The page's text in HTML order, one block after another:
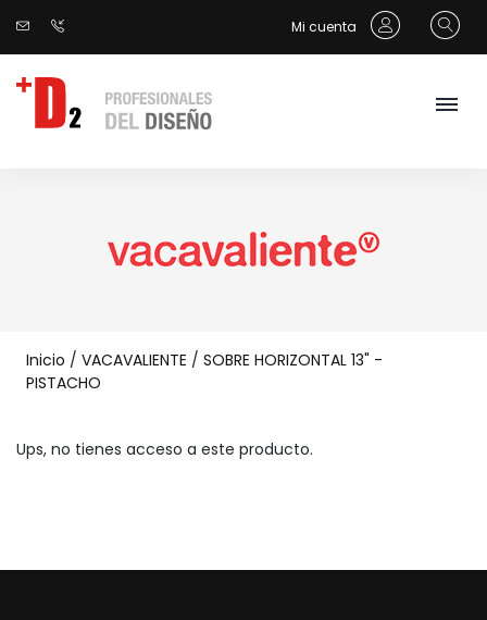
Mi cuenta
Inicio / VACAVALIENTE / SOBRE HORIZONTAL 13" -
PISTACHO
Ups, no tienes acceso a este producto.